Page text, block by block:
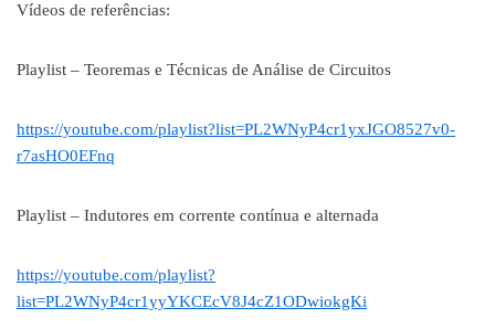
Vídeos de referências:
Playlist – Teoremas e Técnicas de Análise de Circuitos
https://youtube.com/playlist?list=PL2WNyP4cr1yxJGO8527v0-
r7asHO0EFnq
Playlist – Indutores em corrente contínua e alternada
https://youtube.com/playlist?
list=PL2WNyP4cr1yyYKCEcV8J4cZ1ODwiokgKi